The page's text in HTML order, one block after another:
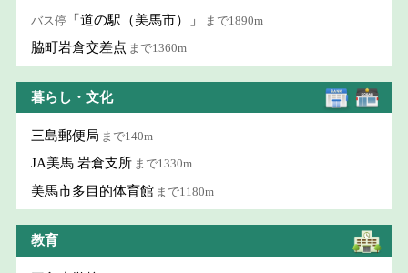
バス停 「道の駅（美馬市）」 まで1890m
脇町岩倉交差点 まで1360m
暮らし・文化
三島郵便局 まで140m
JA美馬 岩倉支所 まで1330m
美馬市多目的体育館 まで1180m
教育